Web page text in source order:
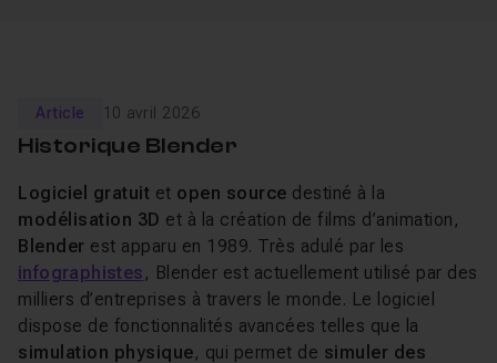
Article 10 avril 2026
Historique Blender
Logiciel gratuit et open source destiné à la
modélisation 3D et à la création de films d’animation,
Blender est apparu en 1989. Très adulé par les
infographistes , Blender est actuellement utilisé par des
milliers d’entreprises à travers le monde. Le logiciel
dispose de fonctionnalités avancées telles que la
simulation physique, qui permet de simuler des